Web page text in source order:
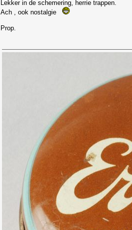
Lekker in de schemering, herrie trappen.
Ach , ook nostalgie
Prop.